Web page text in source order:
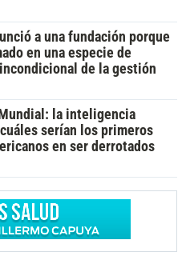
a una fundación porque
en una especie de
de la gestión
la inteligencia
serían los primeros
en ser derrotados